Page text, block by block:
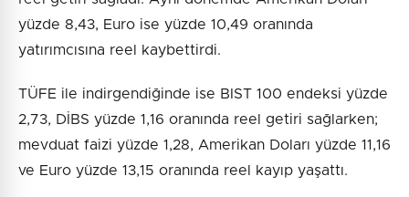
yüzde 8,43, Euro ise yüzde 10,49 oranında
yatırımcısına reel kaybettirdi.
TÜFE ile indirgendiğinde ise BIST 100 endeksi yüzde
2,73, DİBS yüzde 1,16 oranında reel getiri sağlarken;
mevduat faizi yüzde 1,28, Amerikan Doları yüzde 11,16
ve Euro yüzde 13,15 oranında reel kayıp yaşattı.